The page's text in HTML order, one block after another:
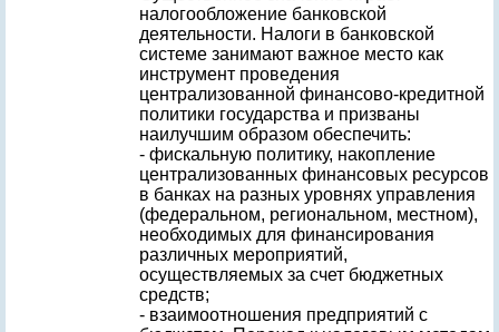
налогообложение банковской
деятельности. Налоги в банковской
системе занимают важное место как
инструмент проведения
централизованной финансово-кредитной
политики государства и призваны
наилучшим образом обеспечить:
- фискальную политику, накопление
централизованных финансовых ресурсов
в банках на разных уровнях управления
(федеральном, региональном, местном),
необходимых для финансирования
различных мероприятий,
осуществляемых за счет бюджетных
средств;
- взаимоотношения предприятий с